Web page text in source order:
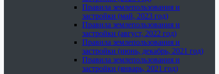
Правила землепользования и
застройки (май, 2023 год)
Правила землепользования и
застройки (август, 2022 год)
Правила землепользования и
застройки (июнь, декабрь, 2021 год)
Правила землепользования и
застройки (январь, 2021 год)